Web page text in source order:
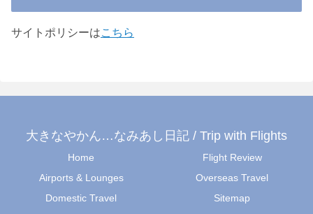
サイトポリシーはこちら
大きなやかん…なみあし日記 / Trip with Flights
Home
Flight Review
Airports & Lounges
Overseas Travel
Domestic Travel
Sitemap